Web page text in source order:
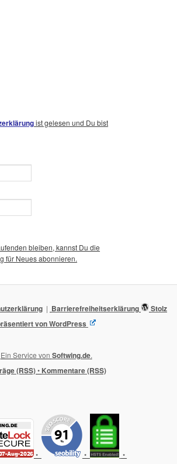
ist gelesen und Du bist
bleiben, kannst Du die
für Neues abonnieren.
Barrierefreiheitserklärung
Stolz
von WordPress
Ein Service von Softwing.de.
(RSS)• Kommentare (RSS)
• • •